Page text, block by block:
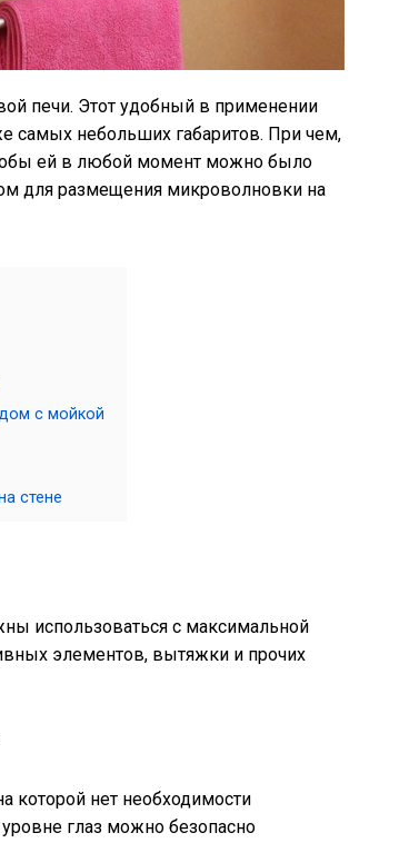
печи. Этот удобный в применении
самых небольших габаритов. При чем,
ей в любой момент можно было
для размещения микроволновки на
с мойкой
стене
использоваться с максимальной
элементов, вытяжки и прочих
которой нет необходимости
уровне глаз можно безопасно